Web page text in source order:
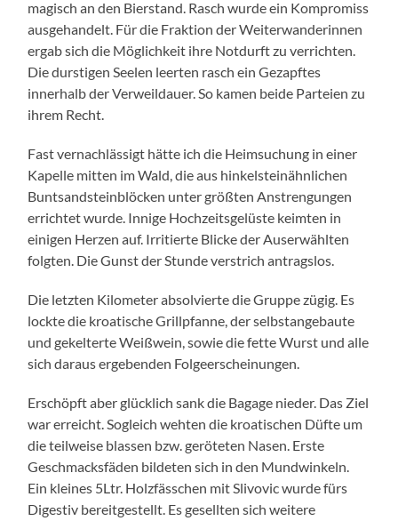
magisch an den Bierstand. Rasch wurde ein Kompromiss
ausgehandelt. Für die Fraktion der Weiterwanderinnen
ergab sich die Möglichkeit ihre Notdurft zu verrichten.
Die durstigen Seelen leerten rasch ein Gezapftes
innerhalb der Verweildauer. So kamen beide Parteien zu
ihrem Recht.
Fast vernachlässigt hätte ich die Heimsuchung in einer
Kapelle mitten im Wald, die aus hinkelsteinähnlichen
Buntsandsteinblöcken unter größten Anstrengungen
errichtet wurde. Innige Hochzeitsgelüste keimten in
einigen Herzen auf. Irritierte Blicke der Auserwählten
folgten. Die Gunst der Stunde verstrich antragslos.
Die letzten Kilometer absolvierte die Gruppe zügig. Es
lockte die kroatische Grillpfanne, der selbstangebaute
und gekelterte Weißwein, sowie die fette Wurst und alle
sich daraus ergebenden Folgeerscheinungen.
Erschöpft aber glücklich sank die Bagage nieder. Das Ziel
war erreicht. Sogleich wehten die kroatischen Düfte um
die teilweise blassen bzw. geröteten Nasen. Erste
Geschmacksfäden bildeten sich in den Mundwinkeln.
Ein kleines 5Ltr. Holzfässchen mit Slivovic wurde fürs
Digestiv bereitgestellt. Es gesellten sich weitere